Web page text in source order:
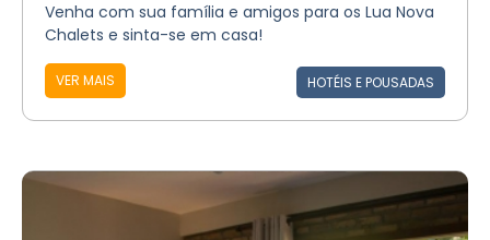
Venha com sua família e amigos para os Lua Nova
Chalets e sinta-se em casa!
VER MAIS HOTÉIS E POUSADAS